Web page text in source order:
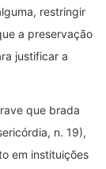
restringir
a preservação
justificar a
que brada
n. 19),
em instituições